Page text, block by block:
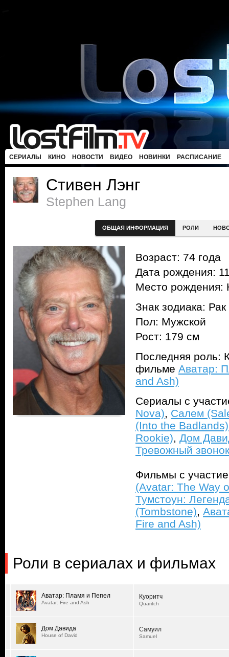
СЕРИАЛЫ КИНО НОВОСТИ ВИДЕО НОВИНКИ РАСПИСАНИЕ
Стивен Лэнг
Stephen Lang
ОБЩАЯ ИНФОРМАЦИЯ РОЛИ
Возраст: 74 года
Дата рождения:
Место
Знак зодиака: Рак
Пол: Мужской
Рост: 179 см
Последняя роль:
фильме Аватар:
and Ash)
Сериалы с
Nova), Салем
(Into the Badlands)
Rookie), Дом
Тревожный
Фильмы с
(Avatar: The Way
Тумстоун:
(Tombstone),
Fire and Ash)
Роли в сериалах и фильмах
Аватар: Пламя и Пепел
Avatar: Fire and Ash
Куоритч
Quaritch
Дом Давида
House of David
Самуил
Samuel